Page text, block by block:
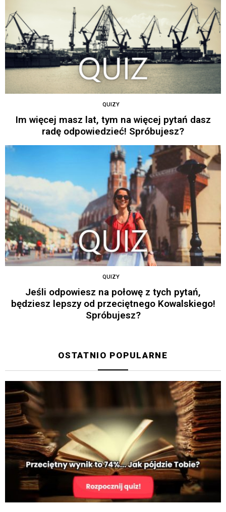
QUIZY
Im więcej masz lat, tym na więcej pytań dasz
radę odpowiedzieć! Spróbujesz?
QUIZY
Jeśli odpowiesz na połowę z tych pytań,
będziesz lepszy od przeciętnego Kowalskiego!
Spróbujesz?
OSTATNIO POPULARNE